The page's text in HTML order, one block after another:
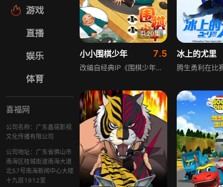
游戏
直播
娱乐
体育
喜福网
公司名称：广东鑫锘影视
文化传播有限公司
公司地址：广东省佛山市
南海区桂城街道南海大道
北57号南海新闻中心大楼
十九层1912室
共20集
小小围棋少年 7.5
改编自经典IP《围棋少年》，故事设定于明朝时期，讲述主角江流儿与小狐狸相遇后，携带《新诚全图》一同探寻围棋真谛的经历。剧集以围棋对弈为核心展开成长故事，将文武相融的特色与围棋理念相结合，串联起个人理想与家国大义，让孩子在趣味剧情中感受围棋文化，传承中华传统文化，兼具教育意义与观赏价值。
冰上的尤里